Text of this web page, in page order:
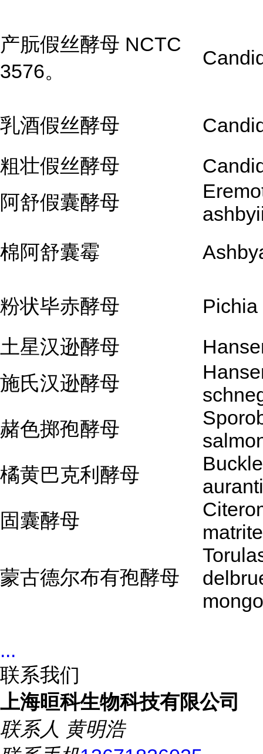
产朊假丝酵母 NCTC
3576。
乳酒假丝酵母
粗壮假丝酵母
阿舒假囊酵母
棉阿舒囊霉
粉状毕赤酵母
土星汉逊酵母
施氏汉逊酵母
赭色掷孢酵母
橘黄巴克利酵母
固囊酵母
蒙古德尔布有孢酵母
...
联系我们
上海晅科生物科技有限公司
联系人 黄明浩